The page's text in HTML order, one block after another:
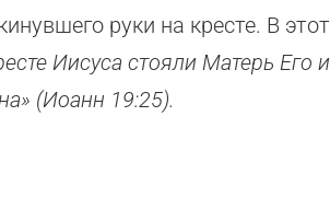
руки на кресте. В этот
Иисуса стояли Матерь Его и
(Иоанн 19:25).